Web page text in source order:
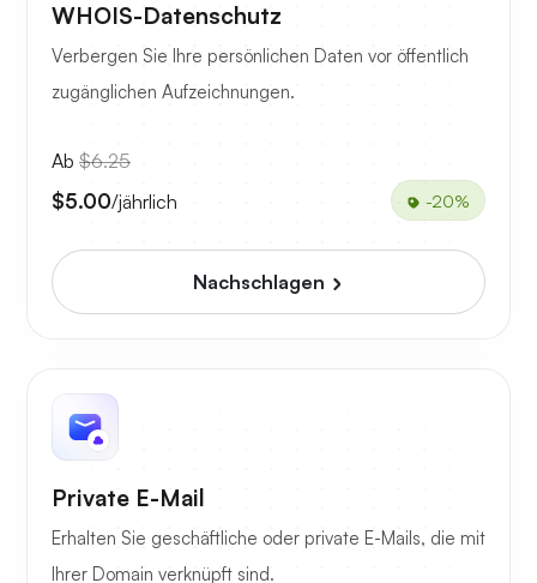
WHOIS-Datenschutz
Verbergen Sie Ihre persönlichen Daten vor öffentlich
zugänglichen Aufzeichnungen.
Ab $6.25
$5.00/jährlich -20%
Nachschlagen
Private E-Mail
Erhalten Sie geschäftliche oder private E-Mails, die mit
Ihrer Domain verknüpft sind.